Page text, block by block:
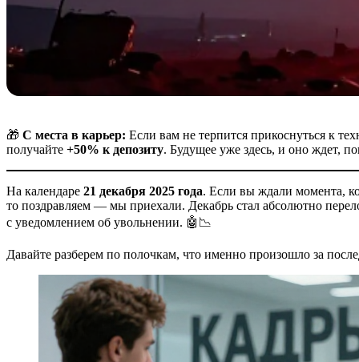
🎁 С места в карьер: Если вам не терпится прикоснуться к
получайте +50% к депозиту. Будущее уже здесь, и оно ждет,
На календаре 21 декабря 2025 года. Если вы ждали момента,
то поздравляем — мы приехали. Декабрь стал абсолютно
с уведомлением об увольнении. 🤖📉
Давайте разберем по полочкам, что именно произошло за